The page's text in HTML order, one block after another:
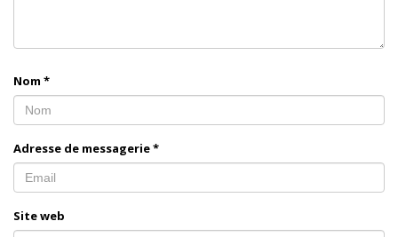
Nom *
Adresse de messagerie*
Site web